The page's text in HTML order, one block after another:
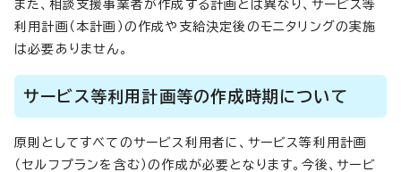
また、相談支援事業者が作成する計画とは異なり、サービス等
利用計画（本計画）の作成や支給決定後のモニタリングの実施
は必要ありません。
サービス等利用計画等の作成時期について
原則としてすべてのサービス利用者に、サービス等利用計画
（セルフプランを含む）の作成が必要となります。今後、サービ